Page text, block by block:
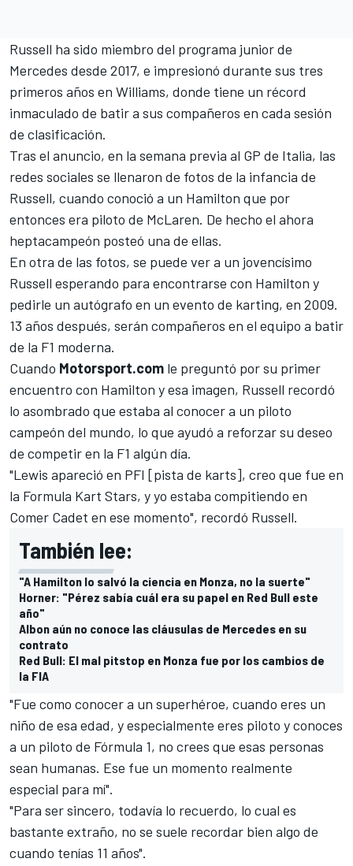
Russell ha sido miembro del programa junior de
Mercedes desde 2017, e impresionó durante sus tres
primeros años en Williams, donde tiene un récord
inmaculado de batir a sus compañeros en cada sesión
de clasificación.
Tras el anuncio, en la semana previa al GP de Italia, las
redes sociales se llenaron de fotos de la infancia de
Russell, cuando conoció a un Hamilton que por
entonces era piloto de McLaren. De hecho el ahora
heptacampeón posteó una de ellas.
En otra de las fotos, se puede ver a un jovencísimo
Russell esperando para encontrarse con Hamilton y
pedirle un autógrafo en un evento de karting, en 2009.
13 años después, serán compañeros en el equipo a batir
de la F1 moderna.
Cuando Motorsport.com le preguntó por su primer
encuentro con Hamilton y esa imagen, Russell recordó
lo asombrado que estaba al conocer a un piloto
campeón del mundo, lo que ayudó a reforzar su deseo
de competir en la F1 algún día.
"Lewis apareció en PFI [pista de karts], creo que fue en
la Formula Kart Stars, y yo estaba compitiendo en
Comer Cadet en ese momento", recordó Russell.
También lee:
"A Hamilton lo salvó la ciencia en Monza, no la suerte"
Horner: "Pérez sabía cuál era su papel en Red Bull este
año"
Albon aún no conoce las cláusulas de Mercedes en su
contrato
Red Bull: El mal pitstop en Monza fue por los cambios de
la FIA
"Fue como conocer a un superhéroe, cuando eres un
niño de esa edad, y especialmente eres piloto y conoces
a un piloto de Fórmula 1, no crees que esas personas
sean humanas. Ese fue un momento realmente
especial para mí".
"Para ser sincero, todavía lo recuerdo, lo cual es
bastante extraño, no se suele recordar bien algo de
cuando tenías 11 años".